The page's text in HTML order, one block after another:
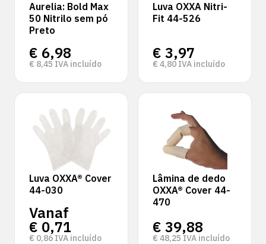
Aurelia: Bold Max
50 Nitrilo sem pó
Preto
€ 6,98
€ 8,45 IVA incluído
Luva OXXA Nitri-
Fit 44-526
€ 3,97
€ 4,80 IVA incluído
Luva OXXA® Cover
44-030
Vanaf
€ 0,71
€ 0,86 IVA incluído
Lâmina de dedo
OXXA® Cover 44-
470
€ 39,88
€ 48,25 IVA incluído